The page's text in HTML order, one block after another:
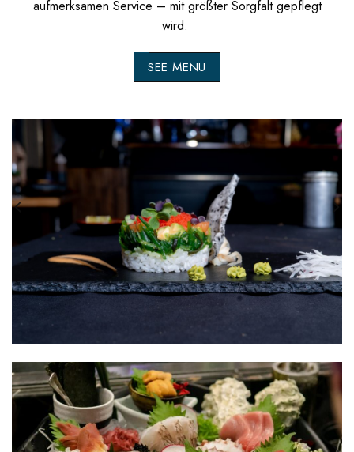
aufmerksamen Service – mit größter Sorgfalt gepflegt
wird.
SEE MENU